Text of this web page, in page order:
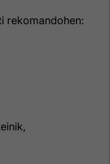
rekomandohen: